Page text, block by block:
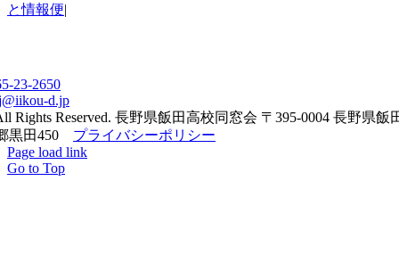
と情報便|
23-2650
d.jp
Rights Reserved. 長野県飯田高校同窓会 〒395-0004 長野県飯
黒田450 プライバシーポリシー
Page load link
Go to Top